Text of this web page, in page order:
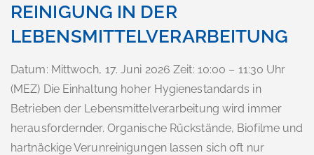
REINIGUNG IN DER
LEBENSMITTELVERARBEITUNG
Datum: Mittwoch, 17. Juni 2026 Zeit: 10:00 – 11:30 Uhr
(MEZ) Die Einhaltung hoher Hygienestandards in
Betrieben der Lebensmittelverarbeitung wird immer
herausfordernder. Organische Rückstände, Biofilme und
hartnäckige Verunreinigungen lassen sich oft nur